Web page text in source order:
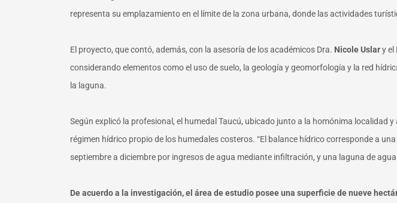
representa su emplazamiento en el límite de la zona urbana, donde las actividades
El proyecto, que contó, además, con la asesoría de los académicos Dra. Nicole Uslary el
considerando elementos como el uso de suelo, la geología y geomorfología y la red
la laguna.
Según explicó la profesional, el humedal Taucú, ubicado junto a la homónima localidad
régimen hídrico propio de los humedales costeros. “El balance hídrico corresponde a
septiembre a diciembre por ingresos de agua mediante infiltración, y una laguna de
De acuerdo a la investigación, el área de estudio posee una superficie de nueve